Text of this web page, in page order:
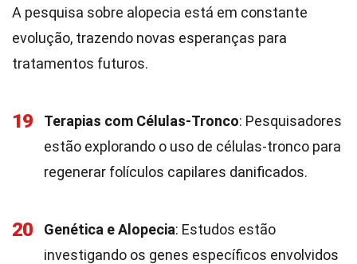
A pesquisa sobre alopecia está em constante
evolução, trazendo novas esperanças para
tratamentos futuros.
19 Terapias com Células-Tronco: Pesquisadores
estão explorando o uso de células-tronco para
regenerar folículos capilares danificados.
20 Genética e Alopecia: Estudos estão
investigando os genes específicos envolvidos